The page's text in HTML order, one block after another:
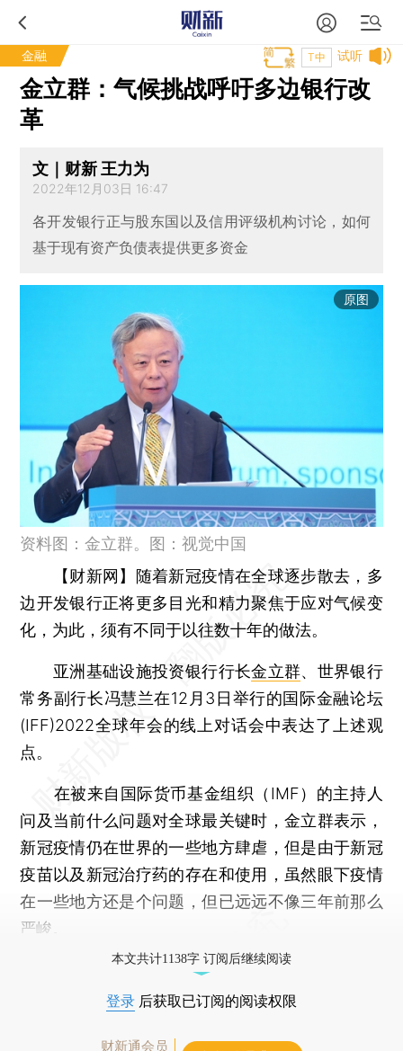
金融 试听
T中
金立群：气候挑战呼吁多边银行改
革
文｜财新 王力为
2022年12月03日 16:47
各开发银行正与股东国以及信用评级机构讨论，如何
基于现有资产负债表提供更多资金
原图
资料图：金立群。图：视觉中国
【财新网】 随着新冠疫情在全球逐步散去，多
边开发银行正将更多目光和精力聚焦于应对气候变
化，为此，须有不同于以往数十年的做法。
亚洲基础设施投资银行行长金立群、世界银行
常务副行长冯慧兰在12月3日举行的国际金融论坛
(IFF)2022全球年会的线上对话会中表达了上述观
点。
在被来自国际货币基金组织（IMF）的主持人
问及当前什么问题对全球最关键时，金立群表示，
新冠疫情仍在世界的一些地方肆虐，但是由于新冠
疫苗以及新冠治疗药的存在和使用，虽然眼下疫情
在一些地方还是个问题，但已远远不像三年前那么
严峻。
本文共计1138字 订阅后继续阅读
登录 后获取已订阅的阅读权限
财新通会员